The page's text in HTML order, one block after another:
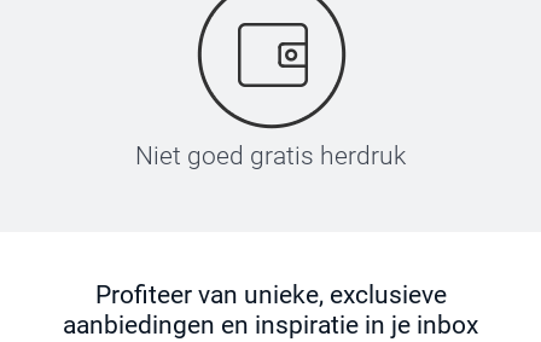
Niet goed gratis herdruk
Profiteer van unieke, exclusieve
aanbiedingen en inspiratie in je inbox